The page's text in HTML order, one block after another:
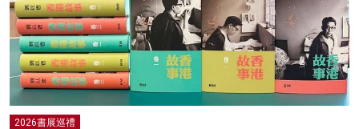
2026書展巡禮